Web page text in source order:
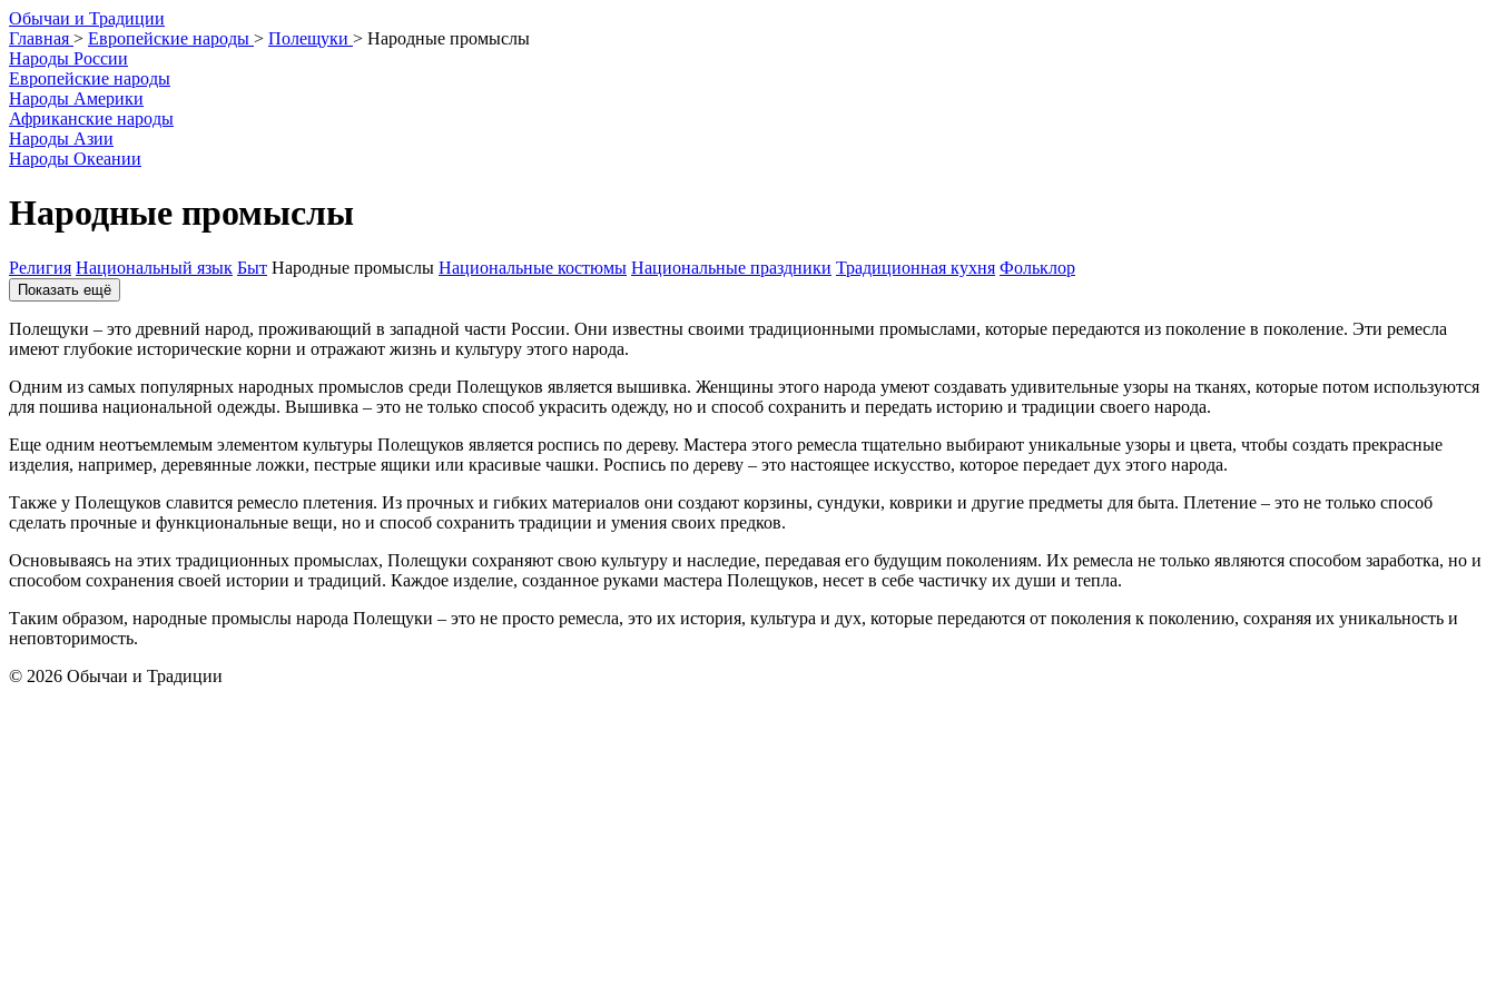
Обычаи и Традиции
Главная > Европейские народы > Полещуки > Народные промыслы
Народы России
Европейские народы
Народы Америки
Африканские народы
Народы Азии
Народы Океании
Народные промыслы
Религия Национальный язык Быт Народные промыслы Национальные костюмы Национальные праздники Традиционная кухня Фольклор
Показать ещё
Полещуки – это древний народ, проживающий в западной части России. Они известны своими традиционными промыслами, которые передаются из поколение в поколение. Эти ремесла
имеют глубокие исторические корни и отражают жизнь и культуру этого народа.
Одним из самых популярных народных промыслов среди Полещуков является вышивка. Женщины этого народа умеют создавать удивительные узоры на тканях, которые потом используются
для пошива национальной одежды. Вышивка – это не только способ украсить одежду, но и способ сохранить и передать историю и традиции своего народа.
Еще одним неотъемлемым элементом культуры Полещуков является роспись по дереву. Мастера этого ремесла тщательно выбирают уникальные узоры и цвета, чтобы создать прекрасные
изделия, например, деревянные ложки, пестрые ящики или красивые чашки. Роспись по дереву – это настоящее искусство, которое передает дух этого народа.
Также у Полещуков славится ремесло плетения. Из прочных и гибких материалов они создают корзины, сундуки, коврики и другие предметы для быта. Плетение – это не только способ
сделать прочные и функциональные вещи, но и способ сохранить традиции и умения своих предков.
Основываясь на этих традиционных промыслах, Полещуки сохраняют свою культуру и наследие, передавая его будущим поколениям. Их ремесла не только являются способом заработка, но и
способом сохранения своей истории и традиций. Каждое изделие, созданное руками мастера Полещуков, несет в себе частичку их души и тепла.
Таким образом, народные промыслы народа Полещуки – это не просто ремесла, это их история, культура и дух, которые передаются от поколения к поколению, сохраняя их уникальность и
неповторимость.
© 2026 Обычаи и Традиции